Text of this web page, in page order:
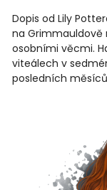
Dopis od Lily
na Grimmauldově
osobními věcmi.
viteálech v
posledních